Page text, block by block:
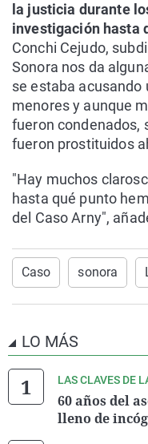
la justicia durante
investigación hasta
Conchi Cejudo,
Sonora nos da
se estaba acusando
menores y aunque
fueron condenados,
fueron prostituidos
"Hay muchos
hasta qué punto
del Caso Arny",
Caso sonora
LO MÁS
LAS CLAVES DE
60 años del
lleno de